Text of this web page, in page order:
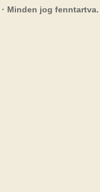
· Minden jog fenntartva.